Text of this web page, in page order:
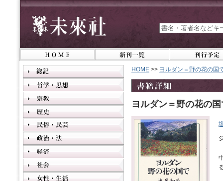
HOME >> ヨルダン＝野の花の国
ヨルダン＝野の花の国